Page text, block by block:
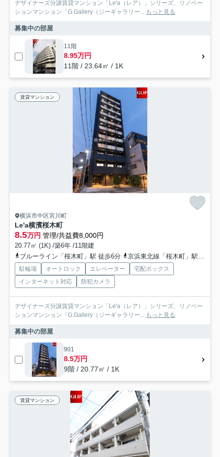
デザイナーズ分譲賃貸マンション「Le'a（レア）」シリーズ、リノベー
ションマンション「G.Gallery（ジーギャラリー... もっと見る
募集中の部屋
11階
8.95万円
11階 / 23.64㎡ / 1K
賃貸マンション
横浜市中区宮川町
Le'a横濱桜木町
8.5万円 管理/共益費8,000円
20.77㎡ (1K) /築6年 /11階建
ブルーライン「桜木町」駅 徒歩6分
京浜東北線「桜木町」駅 徒歩8分
駐輪場 オートロック エレベーター
宅配ボックス
インターネット対応
防犯カメラ
デザイナーズ分譲賃貸マンション「Le'a（レア）」シリーズ、リノベー
ションマンション「G.Gallery（ジーギャラリー... もっと見る
募集中の部屋
901
8.5万円
9階 / 20.77㎡ / 1K
賃貸マンション